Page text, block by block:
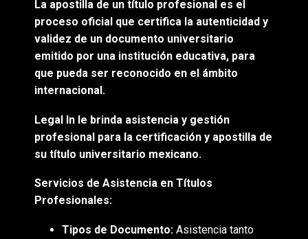
La apostilla de un título profesional es el
proceso oficial que certifica la autenticidad y
validez de un documento universitario
emitido por una institución educativa, para
que pueda ser reconocido en el ámbito
internacional.
Legal In le brinda asistencia y gestión
profesional para la certificación y apostilla de
su título universitario mexicano.
Servicios de Asistencia en Títulos
Profesionales:
Tipos de Documento: Asistencia tanto